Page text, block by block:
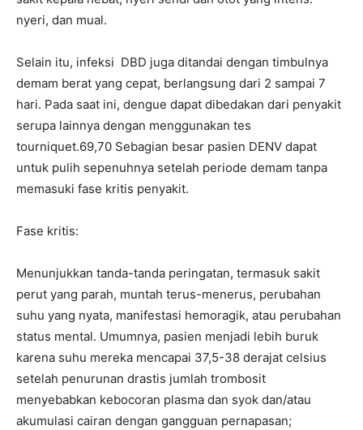
nyeri, dan mual.
Selain itu, infeksi DBD juga ditandai dengan timbulnya
demam berat yang cepat, berlangsung dari 2 sampai 7
hari. Pada saat ini, dengue dapat dibedakan dari penyakit
serupa lainnya dengan menggunakan tes
tourniquet.69,70 Sebagian besar pasien DENV dapat
untuk pulih sepenuhnya setelah periode demam tanpa
memasuki fase kritis penyakit.
Fase kritis:
Menunjukkan tanda-tanda peringatan, termasuk sakit
perut yang parah, muntah terus-menerus, perubahan
suhu yang nyata, manifestasi hemoragik, atau perubahan
status mental. Umumnya, pasien menjadi lebih buruk
karena suhu mereka mencapai 37,5-38 derajat celsius
setelah penurunan drastis jumlah trombosit
menyebabkan kebocoran plasma dan syok dan/atau
akumulasi cairan dengan gangguan pernapasan;